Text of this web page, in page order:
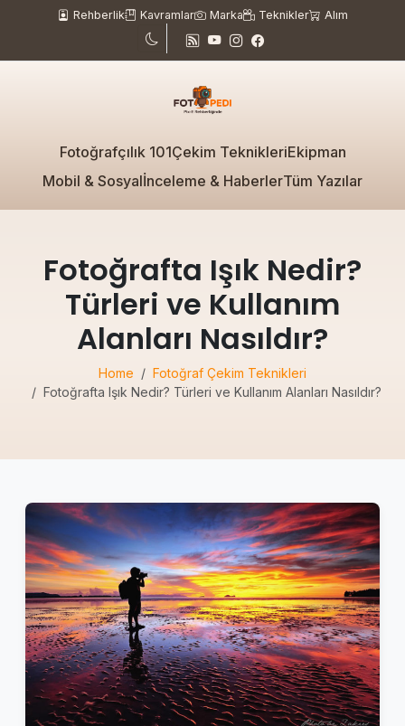
Rehberlik Kavramlar Marka Teknikler Alım
Fotoğrafçılık 101Çekim TeknikleriEkipman
Mobil & Sosyalİnceleme & HaberlerTüm Yazılar
Fotoğrafta Işık Nedir?
Türleri ve Kullanım
Alanları Nasıldır?
Home
Fotoğraf Çekim Teknikleri
Fotoğrafta Işık Nedir? Türleri ve Kullanım Alanları Nasıldır?